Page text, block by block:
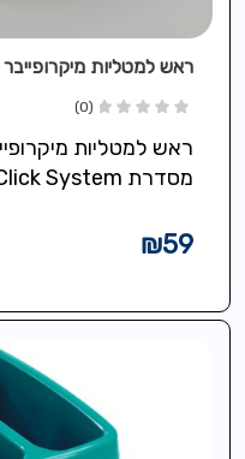
ראש למטליות
(0)
ראש למטליות
ובעיתים
₪59